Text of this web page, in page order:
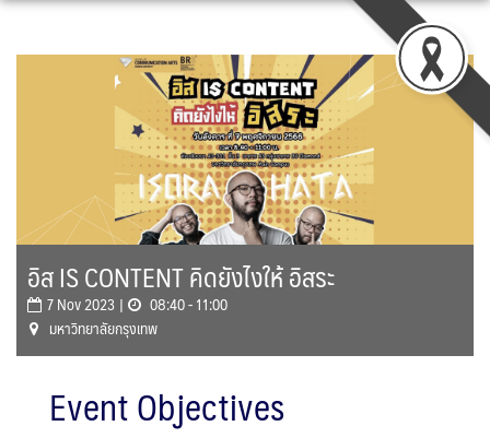
Skip
อิส IS CONTENT คิดยังไงให้ อิสระ
7 Nov 2023 |
08:40 - 11:00
มหาวิทยาลัยกรุงเทพ
Event Objectives